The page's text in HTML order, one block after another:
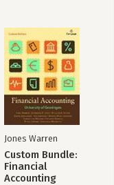
Jones Warren
Custom Bundle:
Financial
Accounting